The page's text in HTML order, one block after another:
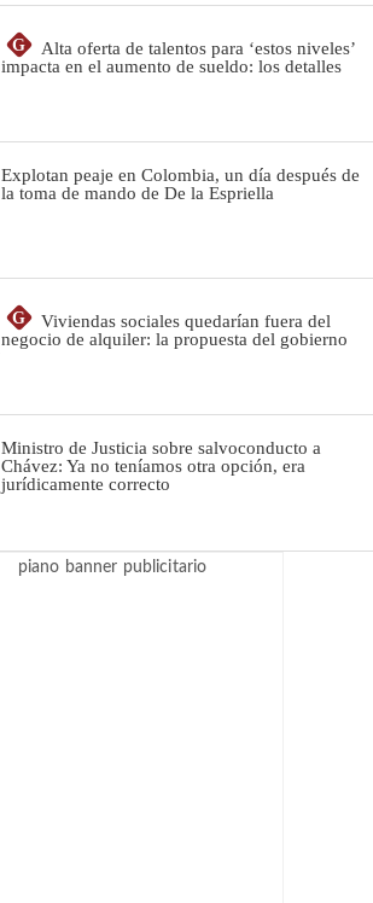
G
Alta oferta de talentos para ‘estos niveles’
impacta en el aumento de sueldo: los detalles
Explotan peaje en Colombia, un día después de
la toma de mando de De la Espriella
G
Viviendas sociales quedarían fuera del
negocio de alquiler: la propuesta del gobierno
Ministro de Justicia sobre salvoconducto a
Chávez: Ya no teníamos otra opción, era
jurídicamente correcto